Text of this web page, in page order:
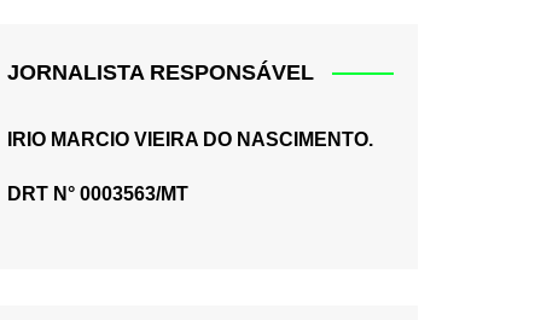
JORNALISTA RESPONSÁVEL
IRIO MARCIO VIEIRA DO NASCIMENTO.
DRT N° 0003563/MT